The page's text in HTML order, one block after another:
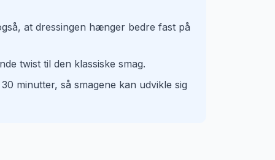
at dressingen hænger bedre fast på
twist til den klassiske smag.
minutter, så smagene kan udvikle sig